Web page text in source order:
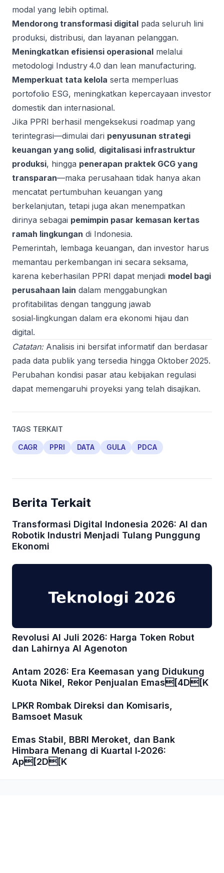
modal yang lebih optimal.
Mendorong transformasi digital pada seluruh lini
produksi, distribusi, dan layanan pelanggan.
Meningkatkan efisiensi operasional melalui
metodologi Industry 4.0 dan lean manufacturing.
Memperkuat tata kelola serta memperluas
portofolio ESG, meningkatkan kepercayaan investor
domestik dan internasional.
Jika PPRI berhasil mengeksekusi roadmap yang
terintegrasi—dimulai dari penyusunan strategi
keuangan yang solid, digitalisasi infrastruktur
produksi, hingga penerapan praktek GCG yang
transparan—maka perusahaan tidak hanya akan
mencatat pertumbuhan keuangan yang
berkelanjutan, tetapi juga akan menempatkan
dirinya sebagai pemimpin pasar kemasan kertas
ramah lingkungan di Indonesia.
Pemerintah, lembaga keuangan, dan investor harus
memantau perkembangan ini secara seksama,
karena keberhasilan PPRI dapat menjadi model bagi
perusahaan lain dalam menggabungkan
profitabilitas dengan tanggung jawab
sosial‑lingkungan dalam era ekonomi hijau dan
digital.
Catatan:Analisis ini bersifat informatif dan berdasar
pada data publik yang tersedia hingga Oktober 2025.
Perubahan kondisi pasar atau kebijakan regulasi
dapat memengaruhi proyeksi yang telah disajikan.
TAGS TERKAIT
CAGR PPRI DATA GULA PDCA
Berita Terkait
Transformasi Digital Indonesia 2026: AI dan
Robotik Industri Menjadi Tulang Punggung
Ekonomi
Revolusi AI Juli 2026: Harga Token Robut
dan Lahirnya AI Agenoton
Antam 2026: Era Keemasan yang Didukung
Kuota Nikel, Rekor Penjualan Emas[4D[K
LPKR Rombak Direksi dan Komisaris,
Bamsoet Masuk
Emas Stabil, BBRI Meroket, dan Bank
Himbara Menang di Kuartal I‑2026:
Ap[2D[K